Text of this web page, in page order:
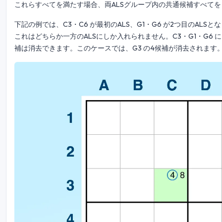
これらすべてを満たす場合、両ALSグループ内の共通候補すべて
下記の例では、C3・C6 が最初のALS、G1・G6 が2つ目のALS
これはどちらか一方のALSにしか入れられません。C3・G1・G6
補は消去できます。このケースでは、G3 の4候補が消去されます